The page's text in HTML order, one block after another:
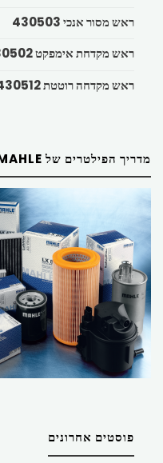
ראש מסור אנכי 430503
ראש מקדחת אימפקט 430502
ראש מקדחה רוטטת 430512
מדריך הפילטרים של MAHLE
פוסטים אחרונים